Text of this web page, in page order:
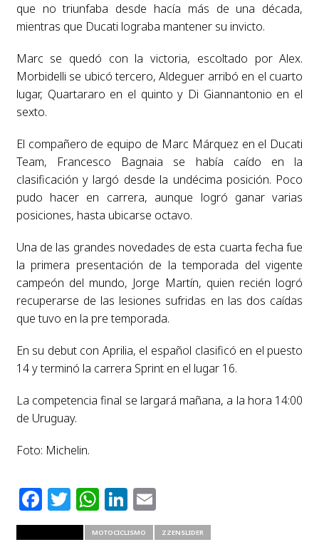
que no triunfaba desde hacía más de una década,
mientras que Ducati lograba mantener su invicto.
Marc se quedó con la victoria, escoltado por Alex.
Morbidelli se ubicó tercero, Aldeguer arribó en el cuarto
lugar, Quartararo en el quinto y Di Giannantonio en el
sexto.
El compañero de equipo de Marc Márquez en el Ducati
Team, Francesco Bagnaia se había caído en la
clasificación y largó desde la undécima posición. Poco
pudo hacer en carrera, aunque logró ganar varias
posiciones, hasta ubicarse octavo.
Una de las grandes novedades de esta cuarta fecha fue
la primera presentación de la temporada del vigente
campeón del mundo, Jorge Martín, quien recién logró
recuperarse de las lesiones sufridas en las dos caídas
que tuvo en la pre temporada.
En su debut con Aprilia, el español clasificó en el puesto
14 y terminó la carrera Sprint en el lugar 16.
La competencia final se largará mañana, a la hora 14:00
de Uruguay.
Foto: Michelin.
Facebook
Twitter
WhatsApp
LinkedIn
Email
MOTOCICLISMO ZZENSLIDER